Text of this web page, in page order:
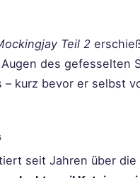
Teil 2
des gefesselten
– kurz bevor er selbst
seit Jahren über